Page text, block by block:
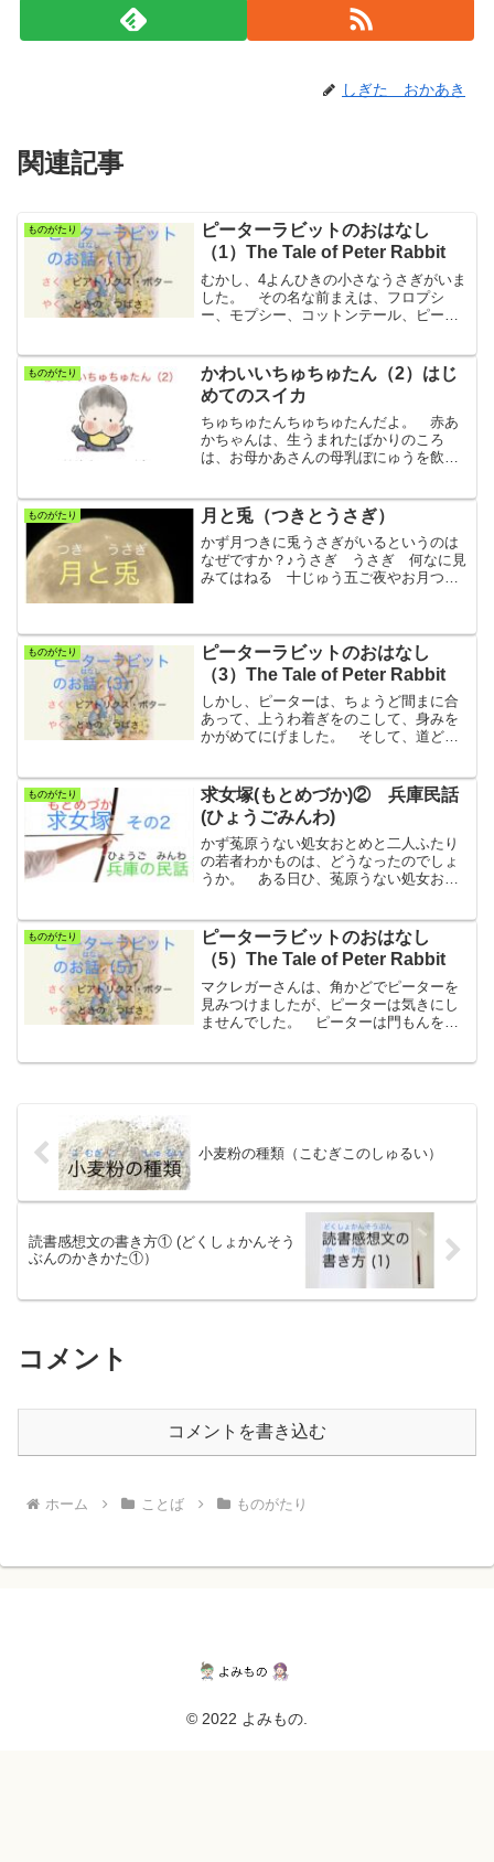
しぎた おかあき
関連記事
ものがたり
ピーターラビットのおはなし
（1）The Tale of Peter Rabbit
むかし、4よんひきの小さなうさぎがいま
した。 その名な前まえは、フロプシ
ー、モプシー、コットンテール、ピータ
なもみの木きの根ねの下したにある砂す
なの家いえで、くらしてい...
ものがたり
かわいいちゅちゅたん（2）はじ
めてのスイカ
ちゅちゅたんちゅちゅたんだよ。 赤あ
かちゃんは、生うまれたばかりのころ
は、お母かあさんの母乳ぼにゅうを飲の
できないので、栄養えいようのたっぷり
ある母乳ぼにゅうやミルクを...
ものがたり 月と兎（つきとうさぎ）
かず月つきに兎うさぎがいるというのは
なぜですか？♪うさぎ うさぎ 何なに見
みてはねる 十じゅう五ご夜やお月つき
を歌うたったことがあるでしょう。 昔
むかしから、月つきとう...
ものがたり
ピーターラビットのおはなし
（3）The Tale of Peter Rabbit
しかし、ピーターは、ちょうど間まに合
あって、上うわ着ぎをのこして、身みを
かがめてにげました。 そして、道どう
ろ もしじょうろに、それほどたくさん
の水みずがなかったら、かく...
ものがたり
求女塚(もとめづか)② 兵庫民話
(ひょうごみんわ)
かず菟原うない処女おとめと二人ふたり
の若者わかものは、どうなったのでしょ
うか。 ある日ひ、菟原うない処女おと
こから少すこし西にしに行いったところ
に、生いく田た川がわとい...
ものがたり
ピーターラビットのおはなし
（5）The Tale of Peter Rabbit
マクレガーさんは、角かどでピーターを
見みつけましたが、ピーターは気きにし
ませんでした。 ピーターは門もんをも
小麦粉の種類（こむぎこのしゅるい）
読書感想文の書き方① (どくしょかんそう
ぶんのかきかた①）
コメント
コメントを書き込む
ホーム ことば ものがたり
© 2022 よみもの.